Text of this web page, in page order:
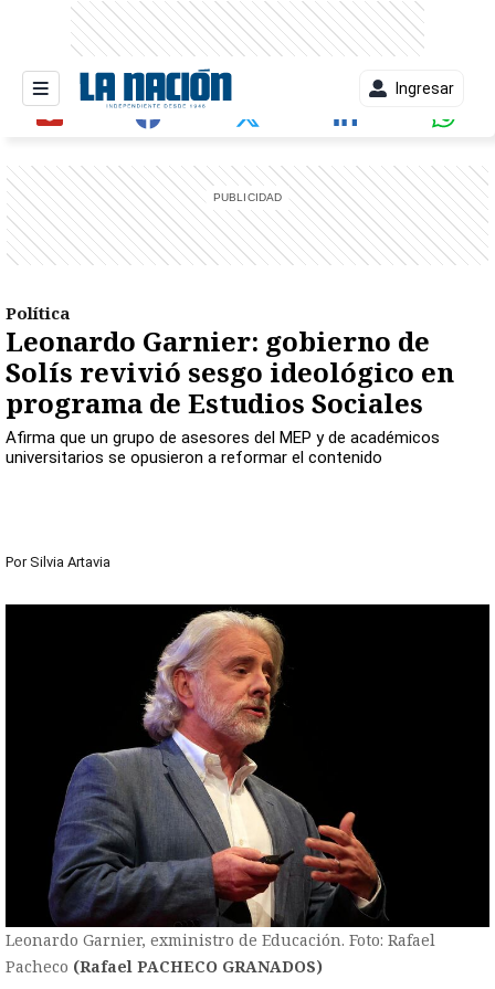
Ingresar
Política
Leonardo Garnier: gobierno de
Solís revivió sesgo ideológico en
programa de Estudios Sociales
Afirma que un grupo de asesores del MEP y de académicos
universitarios se opusieron a reformar el contenido
Por Silvia Artavia
Leonardo Garnier, exministro de Educación. Foto: Rafael
Pacheco (Rafael PACHECO GRANADOS)